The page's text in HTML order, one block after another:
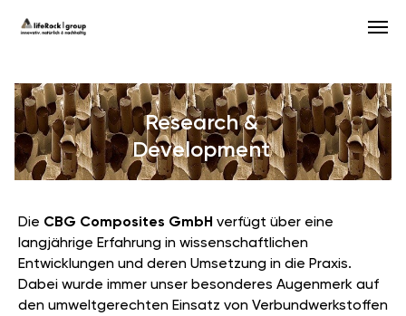
Research &
Development
Die CBG Composites GmbH verfügt über eine
langjährige Erfahrung in wissenschaftlichen
Entwicklungen und deren Umsetzung in die Praxis.
Dabei wurde immer unser besonderes Augenmerk auf
den umweltgerechten Einsatz von Verbundwerkstoffen